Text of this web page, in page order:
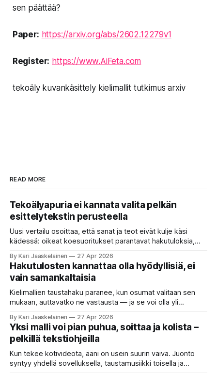
sen päättää?
Paper: https://arxiv.org/abs/2602.12279v1
Register: https://www.AiFeta.com
tekoäly kuvankäsittely kielimallit tutkimus arxiv
READ MORE
Tekoälyapuria ei kannata valita pelkän
esittelytekstin perusteella
Uusi vertailu osoittaa, että sanat ja teot eivät kulje käsi
kädessä: oikeat koesuoritukset parantavat hakutuloksia,
etsimässä verkosta apuria, joka hoitaisi puolestasi arjen
askareita: täyttäisi lomakkeen, järjestäisi matkasuunnitelman
tai seulisi pitkän asiakirjakasan ydinkohdat. Vastassa on
valikoima, joka muistuttaa sovelluskauppaa steroideilla.
Jokainen ”tekoälyagentti” lupaa paljon
By Kari Jaaskelainen 27 Apr 2026
Hakutulosten kannattaa olla hyödyllisiä, ei
vain samankaltaisia
Kielimallien taustahaku paranee, kun osumat valitaan sen
mukaan, auttavatko ne vastausta — ja se voi olla yli
että kysyt työpaikan chat-robotilta: “Mitä viime kuun
kokouspäiväkirjassa päätettiin etätyöpäivistä?” Robotti
selaa arkistoja ja poimii sinulle pätkän, jossa toistellaan, mitä
etätyö tarkoittaa. Teksti on aiheeltaan lähellä kysymystä,
By Kari Jaaskelainen 27 Apr 2026
Yksi malli voi pian puhua, soittaa ja kolista –
pelkillä tekstiohjeilla
Kun tekee kotivideota, ääni on usein suurin vaiva. Juonto
syntyy yhdellä sovelluksella, taustamusiikki toisella ja